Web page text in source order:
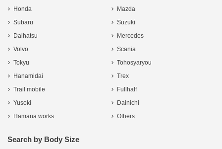
Honda
Mazda
Subaru
Suzuki
Daihatsu
Mercedes
Volvo
Scania
Tokyu
Tohosyaryou
Hanamidai
Trex
Trail mobile
Fullhalf
Yusoki
Dainichi
Hamana works
Others
Search by Body Size